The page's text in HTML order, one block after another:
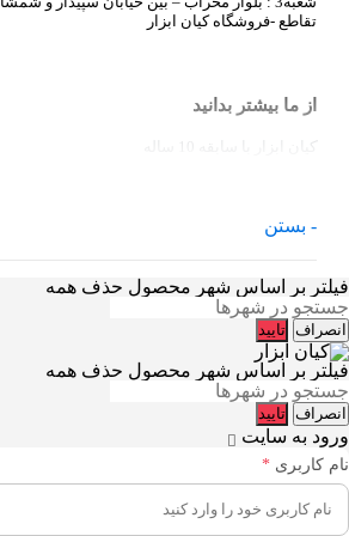
تقاطع -فروشگاه کیان ابزار
از ما بیشتر بدانید
- بستن
فیلتر بر اساس شهر محصول حذف همه
انصراف تایید
فیلتر بر اساس شهر محصول حذف همه
انصراف تایید
ورود به سایت
نام کاربری *